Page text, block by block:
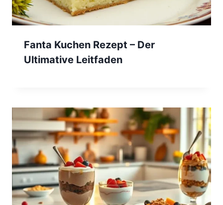
Fanta Kuchen Rezept – Der
Ultimative Leitfaden